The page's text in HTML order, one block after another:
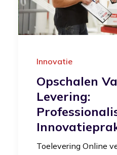
Innovatie
Opschalen
Levering:
Toelevering Online